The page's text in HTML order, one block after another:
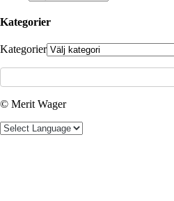
Kategorier
Kategorier
© Merit Wager